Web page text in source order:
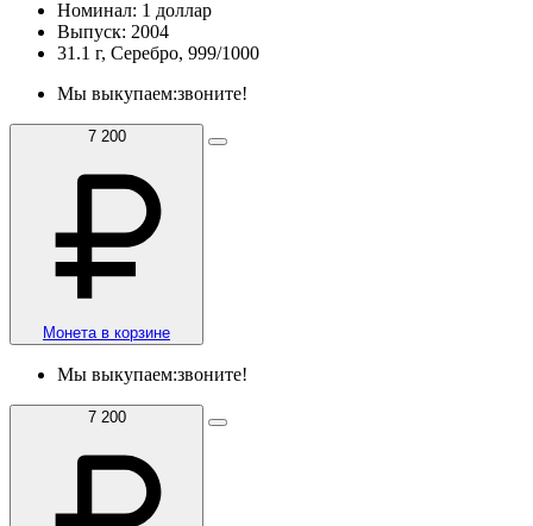
Номинал: 1 доллар
Выпуск: 2004
31.1 г, Серебро, 999/1000
Мы выкупаем:звоните!
7 200
Монета в корзине
Мы выкупаем:звоните!
7 200